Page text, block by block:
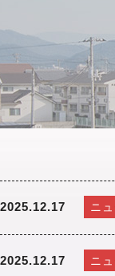
2025.12.17 ニ
2025.12.17 ニ